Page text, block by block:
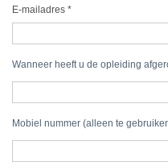
E-mailadres *
Wanneer heeft u de opleiding
Mobiel nummer (alleen te